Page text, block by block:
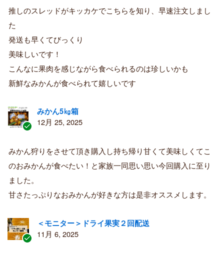
証
済
購
者
推しのスレッドがキッカケでこちらを知り、早速注文しまし
た
発送も早くてびっくり
美味しいです！
こんなに果肉を感じながら食べられるのは珍しいかも
新鮮なみかんが食べられて嬉しいです
証
済
み
購
者
みかん5㎏箱
12月 25, 2025
みかん狩りをさせて頂き購入し持ち帰り甘くて美味しくてこ
のおみかんが食べたい！と家族一同思い思い今回購入に至り
ました。
甘さたっぷりなおみかんが好きな方は是非オススメします。
＜モニター＞ドライ果実２回配送
11月 6, 2025